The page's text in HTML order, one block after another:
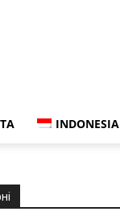
INDONESIA